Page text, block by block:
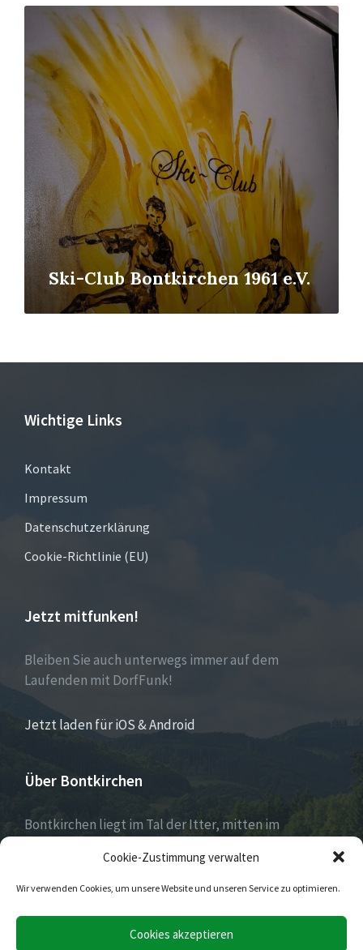
Cookie-Zustimmung verwalten
Wir verwenden Cookies, um unsere Website und unseren Service zu optimieren.
Cookies akzeptieren
Ski-Club Bontkirchen 1961 e.V.
Mehr
erfahren
Wichtige Links
Kontakt
Impressum
Datenschutzerklärung
Cookie-Richtlinie (EU)
Jetzt mitfunken!
Bleiben Sie auch unterwegs immer auf dem
Laufenden mit DorfFunk!
Jetzt laden für iOS & Android
Über Bontkirchen
Bontkirchen liegt im Tal der Itter, mitten im
Weltcuportes Willingen.
Facebook Twitter